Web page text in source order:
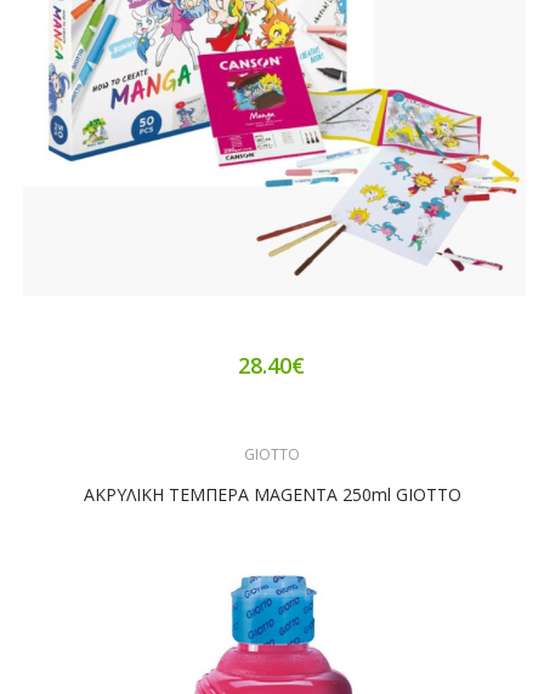
28.40€
GIOTTO
ΑΚΡΥΛΙΚΗ ΤΕΜΠΕΡΑ MAGENTA 250ml GIOTTO